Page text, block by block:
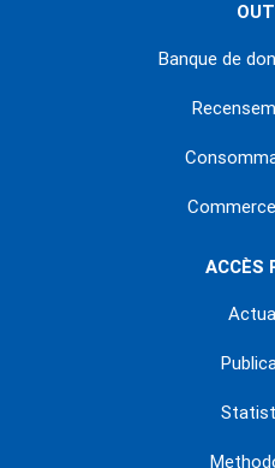
Banque de
ACCÈS